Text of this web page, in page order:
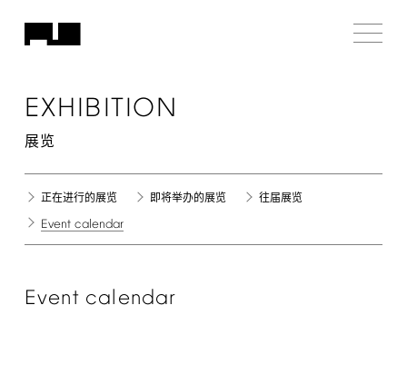
EXHIBITION
展览
正在进行的展览 即将举办的展览 往届展览
Event calendar
Event calendar